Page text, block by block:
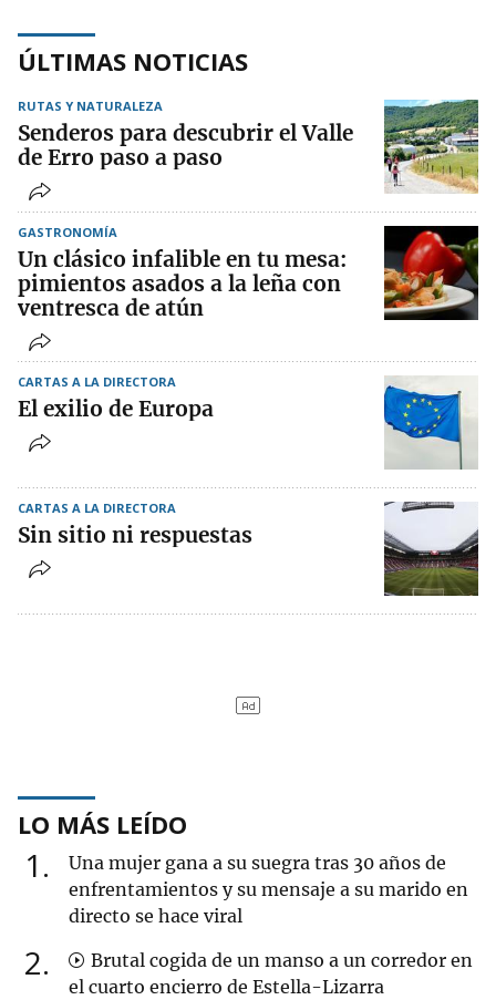
ÚLTIMAS NOTICIAS
RUTAS Y NATURALEZA
Senderos para descubrir el Valle
de Erro paso a paso
GASTRONOMÍA
Un clásico infalible en tu mesa:
pimientos asados a la leña con
ventresca de atún
CARTAS A LA DIRECTORA
El exilio de Europa
CARTAS A LA DIRECTORA
Sin sitio ni respuestas
LO MÁS LEÍDO
1
Una mujer gana a su suegra tras 30 años de
enfrentamientos y su mensaje a su marido en
directo se hace viral
2
Brutal cogida de un manso a un corredor en
el cuarto encierro de Estella-Lizarra